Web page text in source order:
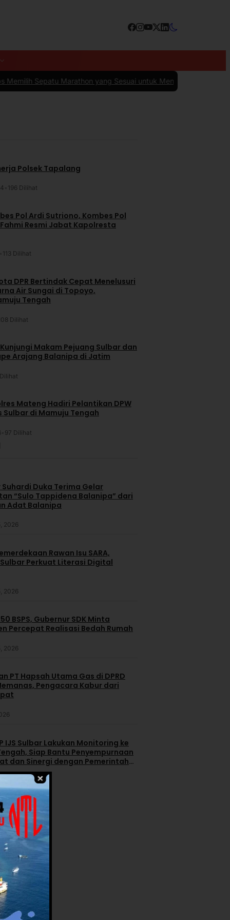
Marathon yang Sesuai untuk Menunjang Kenyamanan dan
Polsek Tapalang
196 Dilihat
Pol Ardi Sutriono, Kombes Pol
Resmi Jabat Kapolresta
113 Dilihat
DPR Bertindak Cepat Menelusuri
Air Sungai di Topoyo,
Tengah
Dilihat
Makam Pejuang Sulbar dan
Arajang Balanipa di Jatim
Mateng Hadiri Pelantikan DPW
di Mamuju Tengah
97 Dilihat
Duka Terima Gelar
“Sulo Tappidena Balanipa” dari
Adat Balanipa
2026
Rawan Isu SARA,
Perkuat Literasi Digital
2026
BSPS, Gubernur SDK Minta
Percepat Realisasi Bedah Rumah
2026
PT Hapsah Utama Gas di DPRD
Pengacara Kabur dari
IJS Sulbar Lakukan Monitoring ke
Siap Bantu Penyempurnaan
dan Sinergi dengan Pemerintah